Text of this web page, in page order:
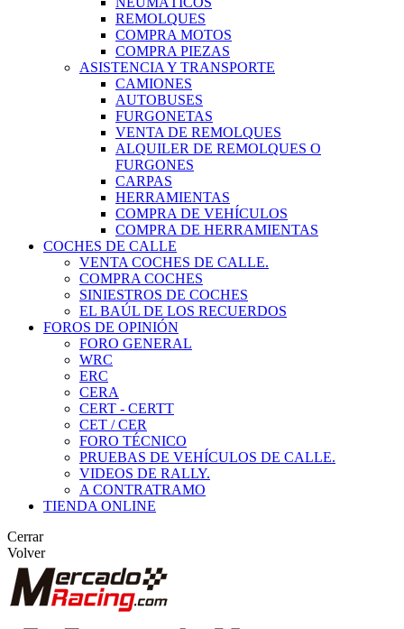
REMOLQUES
COMPRA MOTOS
COMPRA PIEZAS
ASISTENCIA Y TRANSPORTE
CAMIONES
AUTOBUSES
FURGONETAS
VENTA DE REMOLQUES
ALQUILER DE REMOLQUES O
FURGONES
CARPAS
HERRAMIENTAS
COMPRA DE VEHÍCULOS
COMPRA DE HERRAMIENTAS
COCHES DE CALLE
VENTA COCHES DE CALLE.
COMPRA COCHES
SINIESTROS DE COCHES
EL BAÚL DE LOS RECUERDOS
FOROS DE OPINIÓN
FORO GENERAL
WRC
ERC
CERA
CERT - CERTT
CET / CER
FORO TÉCNICO
PRUEBAS DE VEHÍCULOS DE CALLE.
VIDEOS DE RALLY.
A CONTRATRAMO
TIENDA ONLINE
Cerrar
Volver